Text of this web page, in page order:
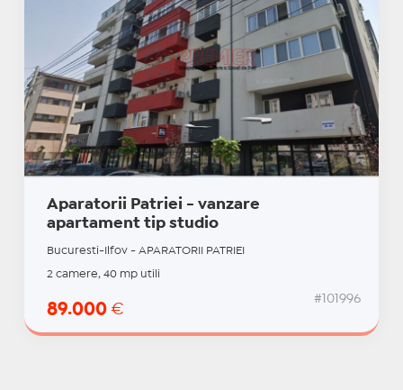
Aparatorii Patriei - vanzare
apartament tip studio
Bucuresti-Ilfov - APARATORII PATRIEI
2 camere, 40 mp utili
89.000 €
#101996